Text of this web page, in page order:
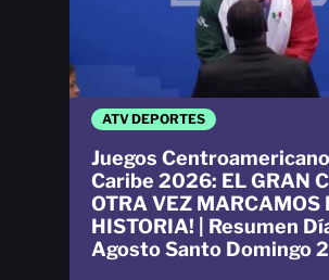
ATV DEPORTES
Juegos
Caribe 2026: EL GRAN
OTRA VEZ MARCAMOS
HISTORIA! | Resumen
Agosto Santo Domingo